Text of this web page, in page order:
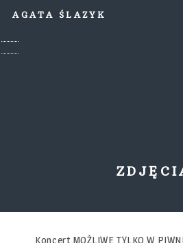
AGATA ŚLAZYK
Koncert MOŻLIWE TYLKO W